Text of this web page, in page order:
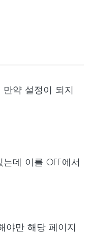
약 설정이 되지
데 이를 OFF에서
야만 해당 페이지